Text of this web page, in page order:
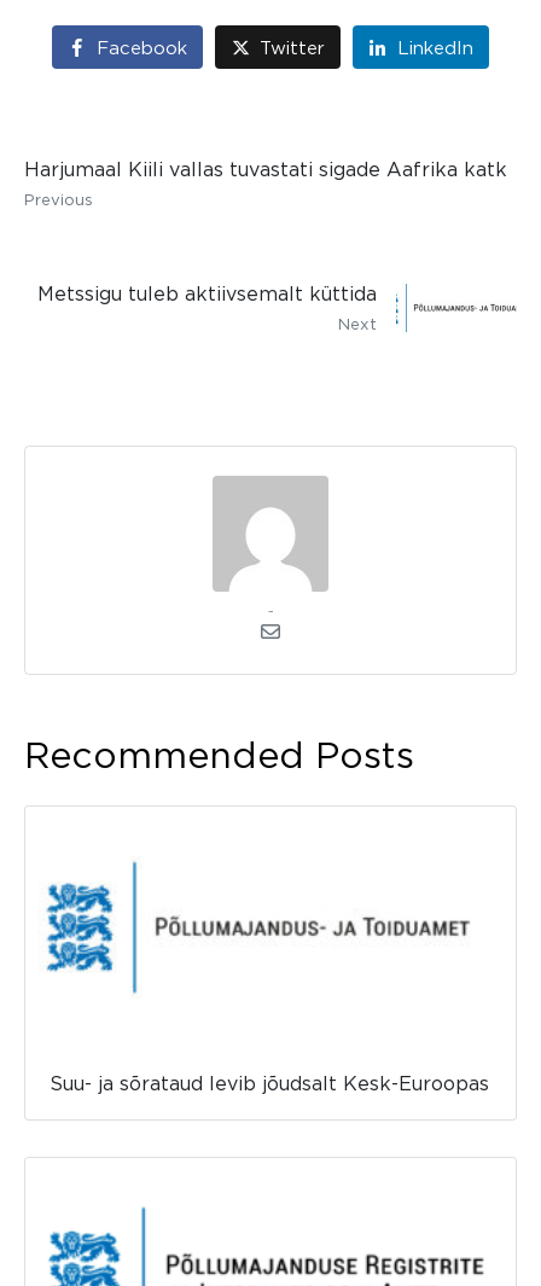
Facebook Twitter LinkedIn
Harjumaal Kiili vallas tuvastati sigade Aafrika katk
Previous
Metssigu tuleb aktiivsemalt küttida
Next
Recommended Posts
Suu- ja sõrataud levib jõudsalt Kesk-Euroopas